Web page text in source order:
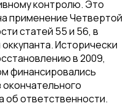
контролю. Это
применение Четвертой
статей 55 и 56, в
Исторически
в 2009,
финансировались
об ответственности.